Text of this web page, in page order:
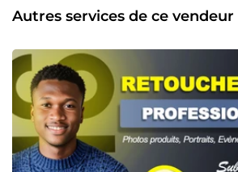
réalisés (sur ComeUp et en dehors),
de mettre à votre disposition mes
domaines du graphisme, notamment : Montage et la
retouche d'image de toute sorte
produit Conception d'image des
toute sorte Conception de brochures et
professionnels. Conception de logos
complète, concevoir un favicon, etc. Et
choses. Grâce à mes applications quotidiennes, j'ai
développé une excellente maîtrise des
Autres services de ce vendeur